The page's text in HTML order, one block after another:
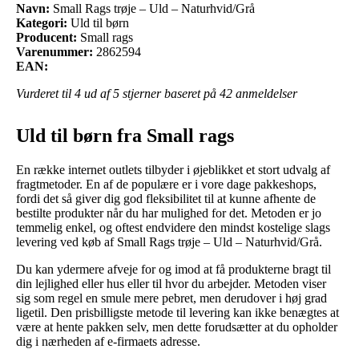
Navn: Small Rags trøje – Uld – Naturhvid/Grå
Kategori: Uld til børn
Producent: Small rags
Varenummer: 2862594
EAN:
Vurderet til 4 ud af 5 stjerner baseret på 42 anmeldelser
Uld til børn fra Small rags
En række internet outlets tilbyder i øjeblikket et stort udvalg af
fragtmetoder. En af de populære er i vore dage pakkeshops,
fordi det så giver dig god fleksibilitet til at kunne afhente de
bestilte produkter når du har mulighed for det. Metoden er jo
temmelig enkel, og oftest endvidere den mindst kostelige slags
levering ved køb af Small Rags trøje – Uld – Naturhvid/Grå.
Du kan ydermere afveje for og imod at få produkterne bragt til
din lejlighed eller hus eller til hvor du arbejder. Metoden viser
sig som regel en smule mere pebret, men derudover i høj grad
ligetil. Den prisbilligste metode til levering kan ikke benægtes at
være at hente pakken selv, men dette forudsætter at du opholder
dig i nærheden af e-firmaets adresse.